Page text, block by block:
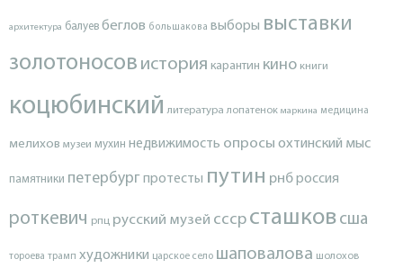
архитектура балуев беглов большакова выборы выставки
золотоносов история карантин кино книги
коцюбинский литература лопатенок маркина медицина
мелихов музеи мухин недвижимость опросы охтинский мыс
памятники петербургпротесты путин рнброссия
роткевич рпц русский музей ссср сташков сша
тороева трамп художники царское село шаповалова шолохов